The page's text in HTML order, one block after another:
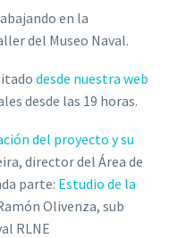
en la
del Museo Naval.
desde nuestra web
desde las 19 horas.
del proyecto y su
director del Área de
parte: Estudio de la
Olivenza, sub
RLNE